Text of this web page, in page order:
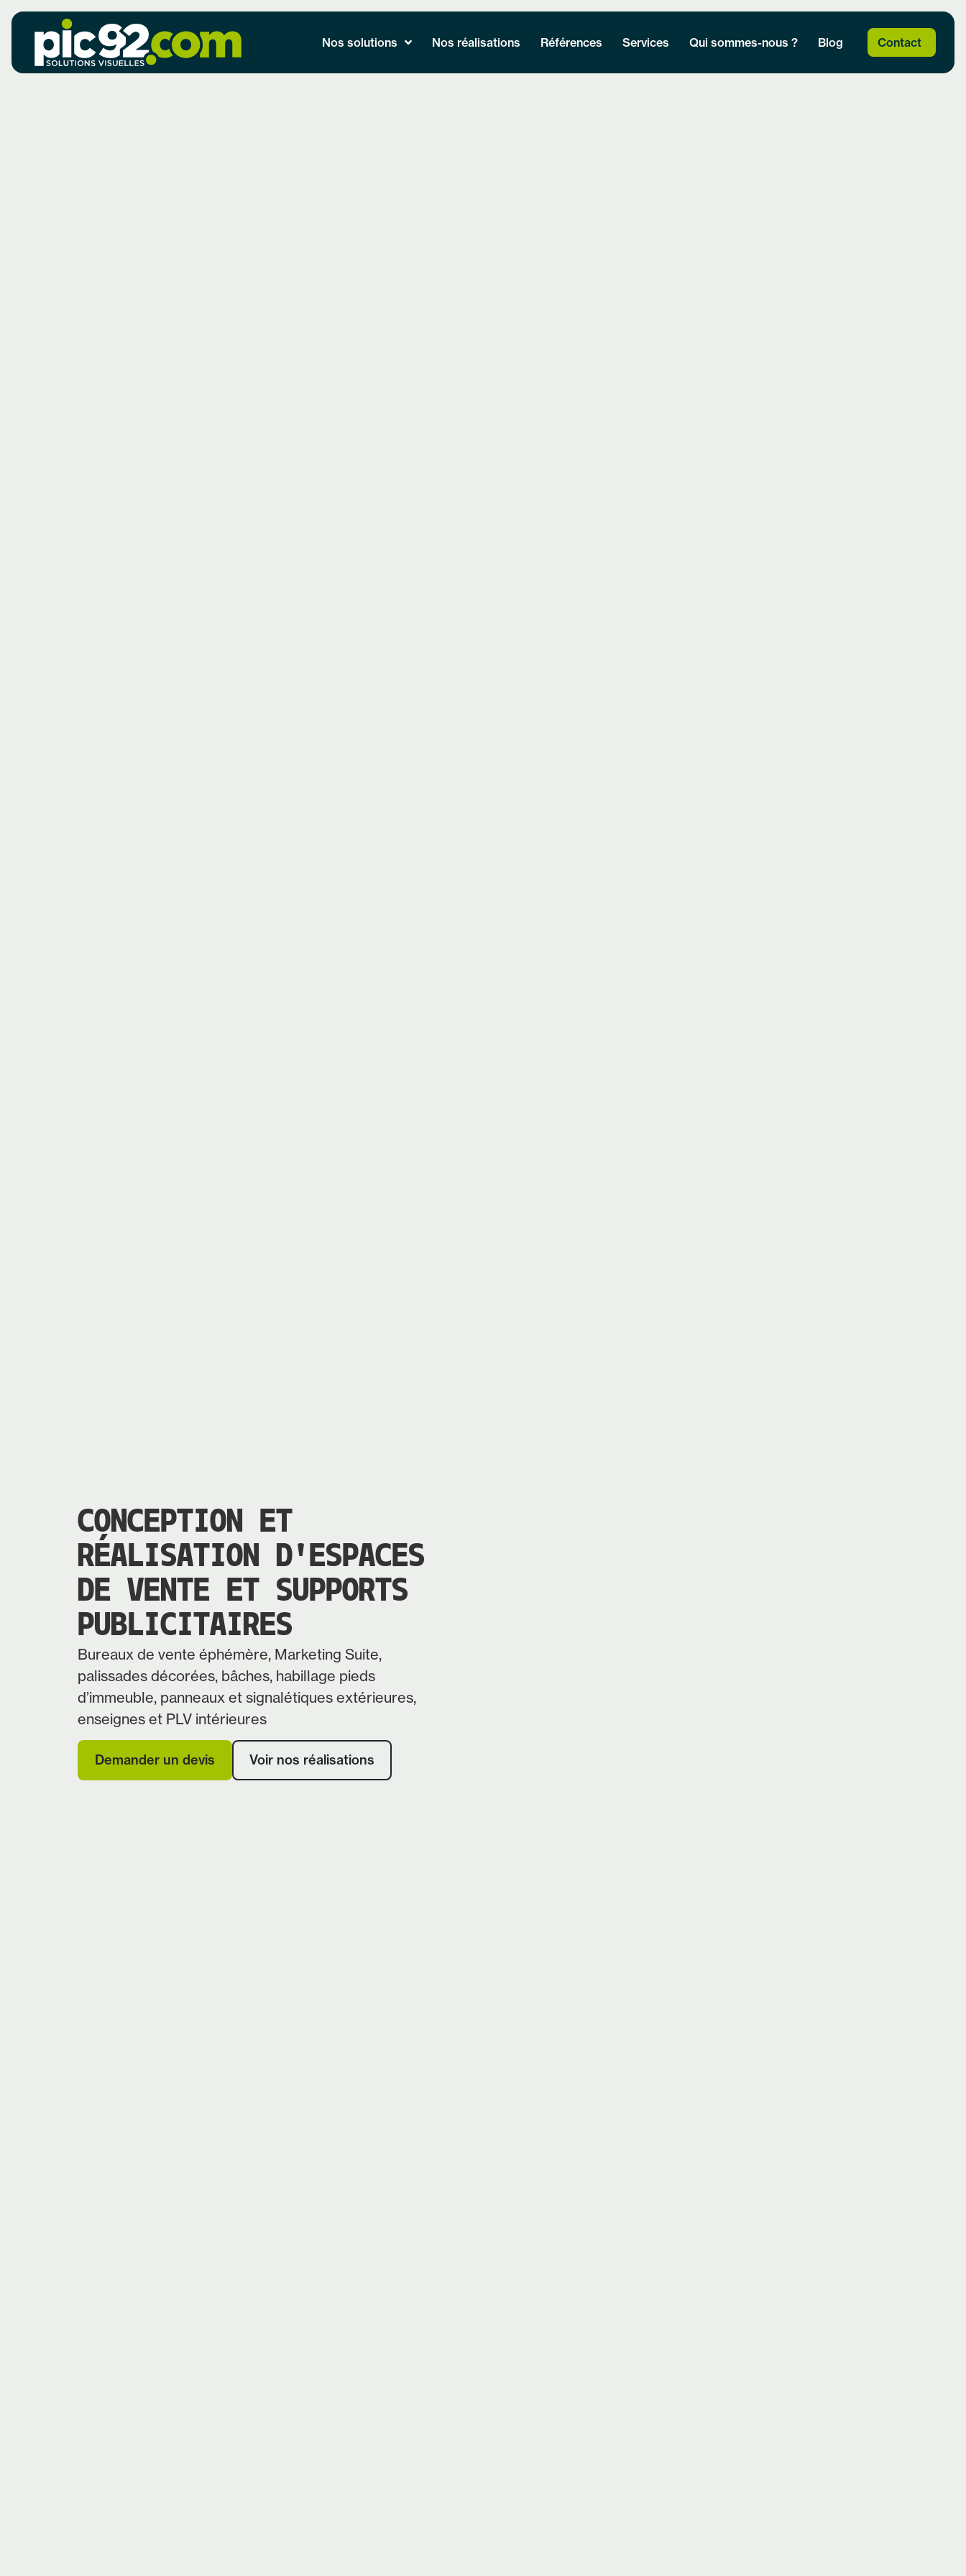
Nos solutions Nos réalisations Références Services Qui sommes-nous ? Blog Contact
CONCEPTION ET
RÉALISATION D'ESPACES
DE VENTE ET SUPPORTS
PUBLICITAIRES
Bureaux de vente éphémère, Marketing Suite,
palissades décorées, bâches, habillage pieds
d’immeuble, panneaux et signalétiques extérieures,
enseignes et PLV intérieures
Demander un devis Voir nos réalisations